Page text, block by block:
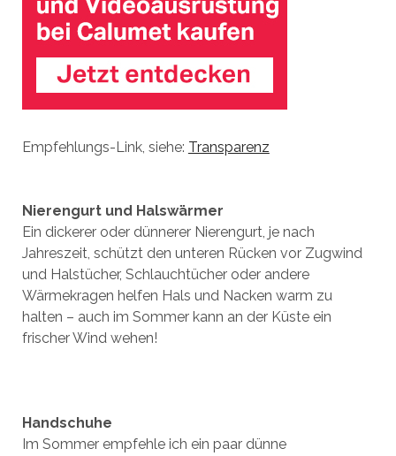
Empfehlungs-Link, siehe: Transparenz
Nierengurt und Halswärmer
Ein dickerer oder dünnerer Nierengurt, je nach
Jahreszeit, schützt den unteren Rücken vor Zugwind
und Halstücher, Schlauchtücher oder andere
Wärmekragen helfen Hals und Nacken warm zu
halten – auch im Sommer kann an der Küste ein
frischer Wind wehen!
Handschuhe
Im Sommer empfehle ich ein paar dünne